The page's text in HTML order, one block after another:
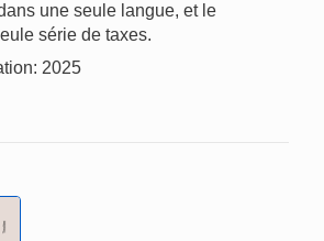
une seule langue, et le
série de taxes.
2025